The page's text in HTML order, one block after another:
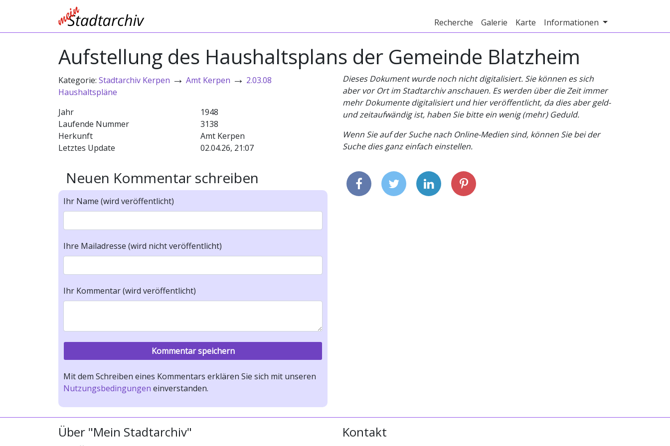
Recherche Galerie Karte Informationen
Aufstellung des Haushaltsplans der Gemeinde Blatzheim
Kategorie: Stadtarchiv Kerpen → Amt Kerpen → 2.03.08
Haushaltspläne
Jahr
1948
Laufende Nummer
3138
Herkunft
Amt Kerpen
Letztes Update
02.04.26, 21:07
Neuen Kommentar schreiben
Ihr Name (wird veröffentlicht)
Ihre Mailadresse (wird nicht veröffentlicht)
Ihr Kommentar (wird veröffentlicht)
Mit dem Schreiben eines Kommentars erklären Sie sich mit unseren
Nutzungsbedingungen einverstanden.
Dieses Dokument wurde noch nicht digitalisiert. Sie können es sich
aber vor Ort im Stadtarchiv anschauen. Es werden über die Zeit immer
mehr Dokumente digitalisiert und hier veröffentlicht, da dies aber geld-
und zeitaufwändig ist, haben Sie bitte ein wenig (mehr) Geduld.
Wenn Sie auf der Suche nach Online-Medien sind, können Sie bei der
Suche dies ganz einfach einstellen.
Über "Mein Stadtarchiv" Kontakt